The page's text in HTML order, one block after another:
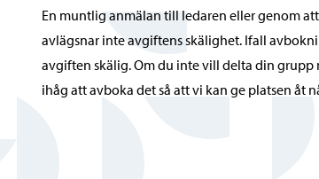
En muntlig anmälan till ledaren eller genom
avlägsnar inte avgiftens skälighet. Ifall
avgiften skälig. Om du inte vill delta din
ihåg att avboka det så att vi kan ge platsen åt